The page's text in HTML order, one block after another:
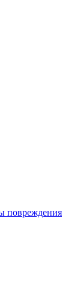
повреждения